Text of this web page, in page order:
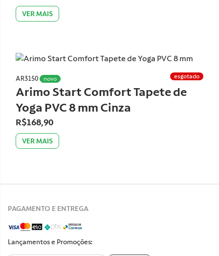
Arimo Start Tapete de Yoga PVC
Rosa
R$138,90
VER MAIS
Vermelho
R$138,90
VER MAIS